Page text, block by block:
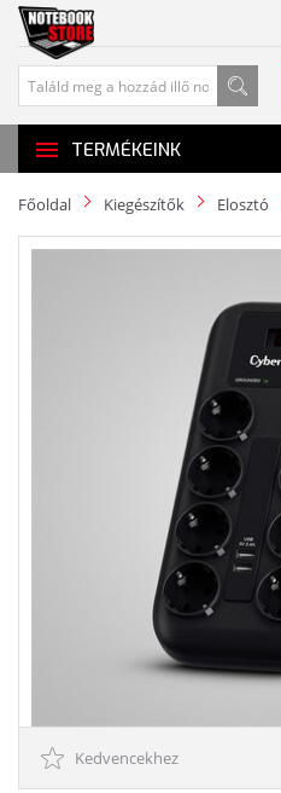
TERMÉKEINK
Főoldal Kiegészítők Elosztó
Kedvencekhez